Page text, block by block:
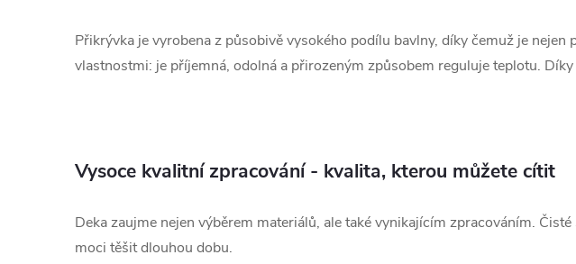
Přikrývka je vyrobena z působivě vysokého podílu bavlny, díky čemuž je
vlastnostmi: je příjemná, odolná a přirozeným způsobem reguluje teplotu.
Vysoce kvalitní zpracování - kvalita, kterou můžete cítit
Deka zaujme nejen výběrem materiálů, ale také vynikajícím zpracováním.
moci těšit dlouhou dobu.